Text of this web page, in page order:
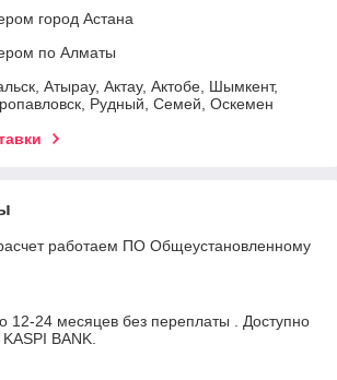
город Астана
по Алматы
Атырау, Актау, Актобе, Шымкент,
Рудный, Семей, Оскемен
работаем ПО Общеустановленному
24 месяцев без переплаты . Доступно
BANK.